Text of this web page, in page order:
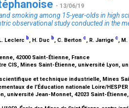
- 13/06/19
smoking among 15-year-olds in high
observational study conducted in the
Leclerc b, H. Duc b, C. Berton c, R. Jarrige c,
42000 Saint-Étienne, France
CIS, Mines Saint-Étienne, université Lyon,
et technique industrielle, Mines
de l’Éducation nationale Loire/HESPER
université Jean-Monnet, 42023 Saint-